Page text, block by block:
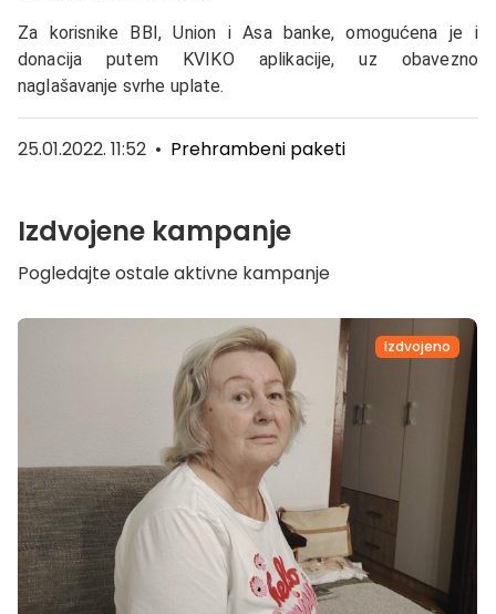
Za korisnike BBI, Union i Asa banke, omogućena je i
donacija putem KVIKO aplikacije, uz obavezno
naglašavanje svrhe uplate.
25.01.2022. 11:52 • Prehrambeni paketi
Izdvojene kampanje
Pogledajte ostale aktivne kampanje
Izdvojeno